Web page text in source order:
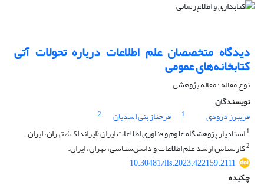
دیدگاه متخصصان علم اطلاعات درباره تحولات آتی
کتابخانه‌های عمومی
نوع مقاله : مقاله پژوهشی
نویسندگان
فریبرز درودی
1 فرحناز بنی اسدیان
2
1استادیار پژوهشگاه علوم و فناوری اطلاعات ایران (ایرانداک)، تهران، ایران.
2کارشناس ارشد علم اطلاعات و دانش‌شناسی، تهران، ایران.
10.30481/lis.2023.422159.2111
چکیده